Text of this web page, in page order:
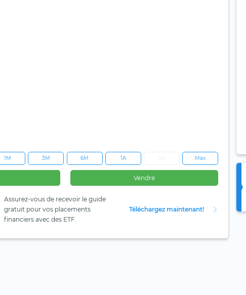
1M 3M 6M 1A Max
Vendre
Assurez-vous de recevoir le guide
gratuit pour vos placements
financiers avec des ETF.
Téléchargez maintenant!